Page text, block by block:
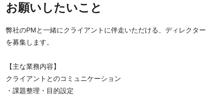
お願いしたいこと
弊社のPMと一緒にクライアントに伴走いただける、ディレクター
を募集します。
【主な業務内容】
クライアントとのコミュニケーション
・課題整理・目的設定